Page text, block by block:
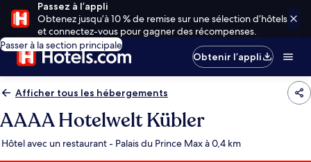
Passez à l’appli
Obtenez jusqu’à 10 % de remise sur une sélection d’hôtels
et connectez-vous pour gagner des récompenses.
Passer à la section principale
Obtenir l’appli
Afficher tous les hébergements
AAAA Hotelwelt Kübler
Hôtel avec un restaurant - Palais du Prince Max à 0,4 km